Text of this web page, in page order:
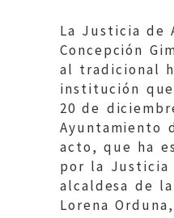
La Justicia de
Concepción
al tradicional
institución
20 de
Ayuntamiento
acto, que ha
por la Justicia
alcaldesa de
Lorena